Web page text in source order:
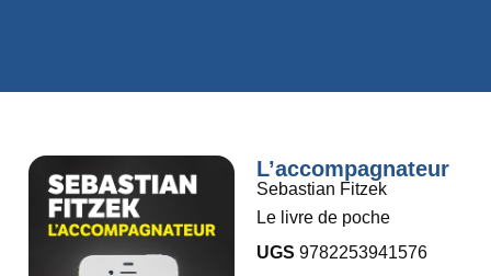
L’accompagnateur
Sebastian Fitzek
Le livre de poche
UGS 9782253941576